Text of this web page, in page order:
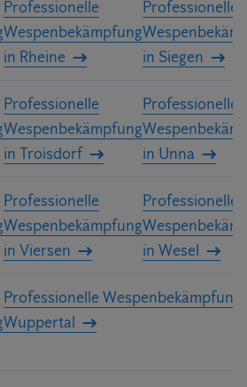
Professionelle
Wespenbekämpfung
in Rheine
Professionelle
in Siegen
Professionelle
Wespenbekämpfung
in Troisdorf
Professionelle
in Unna
Professionelle
Wespenbekämpfung
in Viersen
Professionelle
in Wesel
Professionelle Wespenbekämpfung
Wuppertal